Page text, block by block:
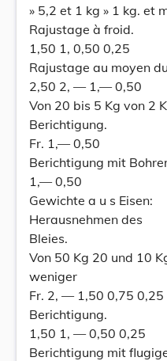
» 5,2 et 1 kg » 1 kg. et
Rajustage à froid.
1,50 1, 0,50 0,25
Rajustage au moyen
2,50 2, — 1,— 0,50
Von 20 bis 5 Kg von 2
Berichtigung.
Fr. 1,— 0,50
Berichtigung mit
1,— 0,50
Gewichte a u s Eisen:
Herausnehmen des
Bleies.
Von 50 Kg 20 und 10
weniger
Fr. 2, — 1,50 0,75 0,25
Berichtigung.
1,50 1, — 0,50 0,25
Berichtigung mit